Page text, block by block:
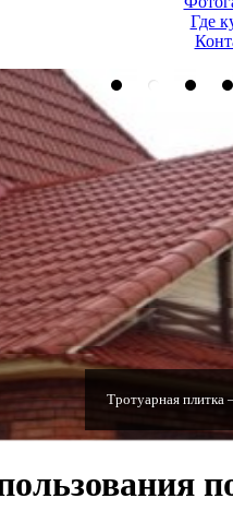
Где
Тротуарная плитка